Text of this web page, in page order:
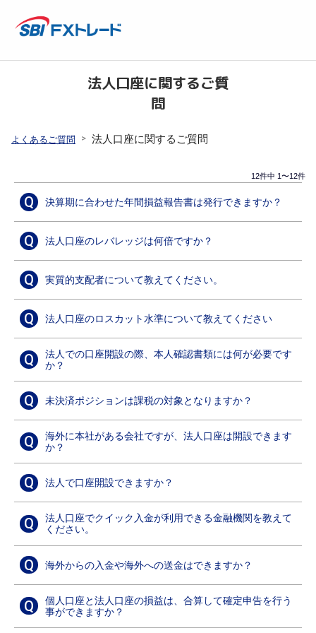
法人口座に関するご質
問
よくあるご質問 > 法人口座に関するご質問
12件中 1〜12件
Q 決算期に合わせた年間損益報告書は発行できますか？
Q 法人口座のレバレッジは何倍ですか？
Q 実質的支配者について教えてください。
Q 法人口座のロスカット水準について教えてください
Q
法人での口座開設の際、本人確認書類には何が必要です
か？
Q 未決済ポジションは課税の対象となりますか？
Q
海外に本社がある会社ですが、法人口座は開設できます
か？
Q 法人で口座開設できますか？
Q
法人口座でクイック入金が利用できる金融機関を教えて
ください。
Q 海外からの入金や海外への送金はできますか？
Q
個人口座と法人口座の損益は、合算して確定申告を行う
事ができますか？